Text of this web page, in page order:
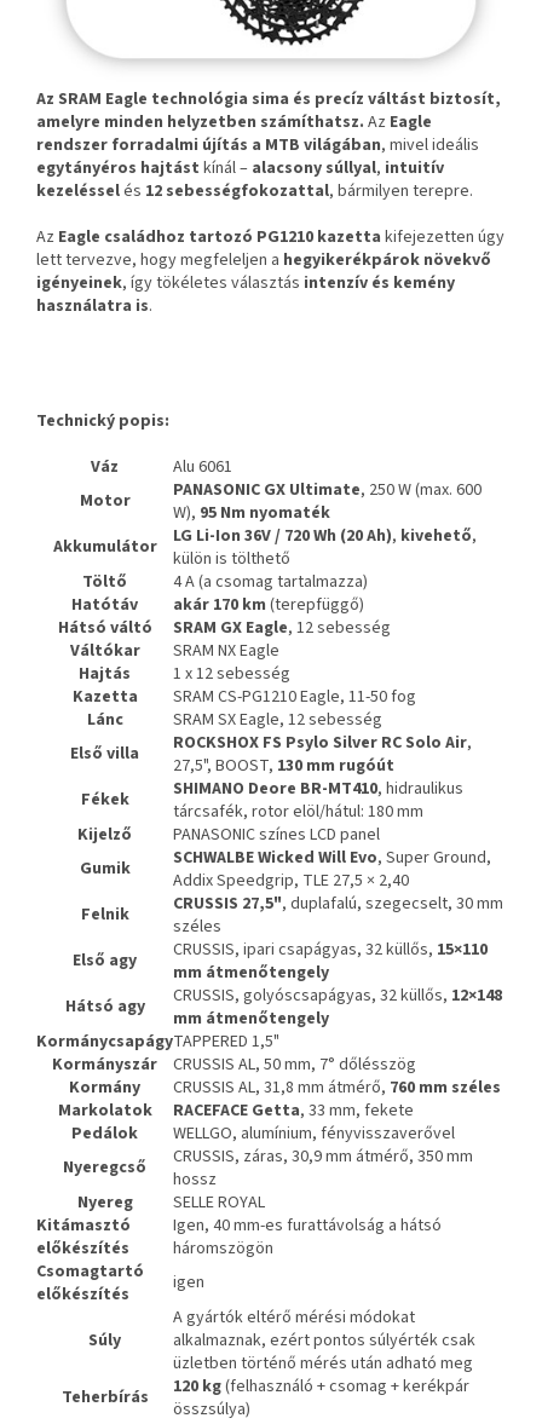
Az SRAM Eagle technológia sima és precíz váltást biztosít,
amelyre minden helyzetben számíthatsz. Az Eagle
rendszer forradalmi újítás a MTB világában, mivel ideális
egytányéros hajtást kínál – alacsony súllyal, intuitív
kezelésselés 12 sebességfokozattal, bármilyen terepre.
Az Eagle családhoz tartozó PG1210 kazetta kifejezetten úgy
lett tervezve, hogy megfeleljen a hegyikerékpárok növekvő
igényeinek, így tökéletes választás intenzív és kemény
használatra is.
Technický popis:
Váz
Alu 6061
Motor
PANASONIC GX Ultimate, 250 W (max. 600
W), 95 Nm nyomaték
Akkumulátor
LG Li-Ion 36V / 720 Wh (20 Ah), kivehető,
külön is tölthető
Töltő
4 A (a csomag tartalmazza)
Hatótáv
akár 170 km (terepfüggő)
Hátsó váltó
SRAM GX Eagle, 12 sebesség
Váltókar
SRAM NX Eagle
Hajtás
1 x 12 sebesség
Kazetta
SRAM CS-PG1210 Eagle, 11-50 fog
Lánc
SRAM SX Eagle, 12 sebesség
Első villa
ROCKSHOX FS Psylo Silver RC Solo Air,
27,5", BOOST, 130 mm rugóút
Fékek
SHIMANO Deore BR-MT410, hidraulikus
tárcsafék, rotor elöl/hátul: 180 mm
Kijelző
PANASONIC színes LCD panel
Gumik
SCHWALBE Wicked Will Evo, Super Ground,
Addix Speedgrip, TLE 27,5 × 2,40
Felnik
CRUSSIS 27,5", duplafalú, szegecselt, 30 mm
széles
Első agy
CRUSSIS, ipari csapágyas, 32 küllős, 15×110
mm átmenőtengely
Hátsó agy
CRUSSIS, golyóscsapágyas, 32 küllős, 12×148
mm átmenőtengely
KormánycsapágyTAPPERED 1,5"
Kormányszár
CRUSSIS AL, 50 mm, 7° dőlésszög
Kormány
CRUSSIS AL, 31,8 mm átmérő, 760 mm széles
Markolatok
RACEFACE Getta, 33 mm, fekete
Pedálok
WELLGO, alumínium, fényvisszaverővel
Nyeregcső
CRUSSIS, záras, 30,9 mm átmérő, 350 mm
hossz
Nyereg
SELLE ROYAL
Kitámasztó
előkészítés
Igen, 40 mm-es furattávolság a hátsó
háromszögön
Csomagtartó
előkészítés
igen
Súly
A gyártók eltérő mérési módokat
alkalmaznak, ezért pontos súlyérték csak
üzletben történő mérés után adható meg
Teherbírás
120 kg(felhasználó + csomag + kerékpár
összsúlya)